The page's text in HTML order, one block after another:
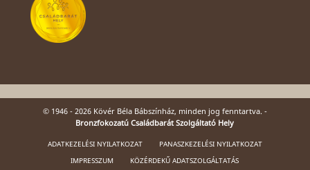
© 1946 - 2026 Kövér Béla Bábszínház, minden jog fenntartva. -
Bronzfokozatú Családbarát Szolgáltató Hely
ADATKEZELÉSI NYILATKOZAT
PANASZKEZELÉSI NYILATKOZAT
IMPRESSZUM
KÖZÉRDEKŰ ADATSZOLGÁLTATÁS